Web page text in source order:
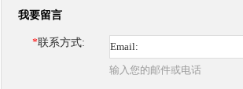
我要留言
*联系方式:
输入您的邮件或电话